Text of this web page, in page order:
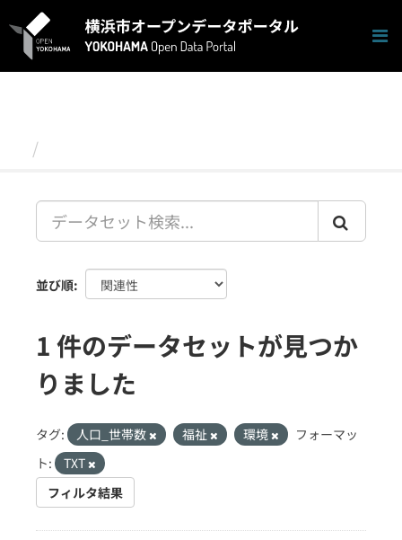
キ
並び順
1 件のデータセットが見つか
りました
タグ: 人口_世帯数 福祉 環境
フォーマッ
ト:
TXT
フィルタ結果